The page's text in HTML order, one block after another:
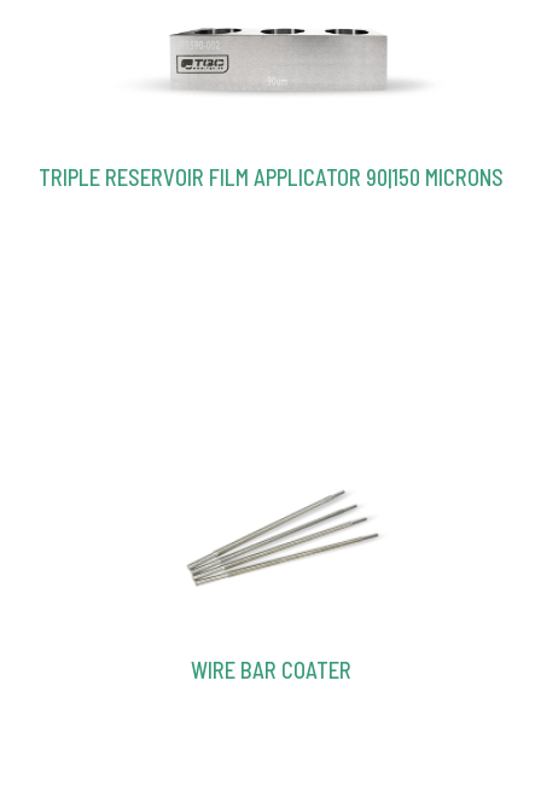
TRIPLE RESERVOIR FILM APPLICATOR 90|150 MICRONS
WIRE BAR COATER